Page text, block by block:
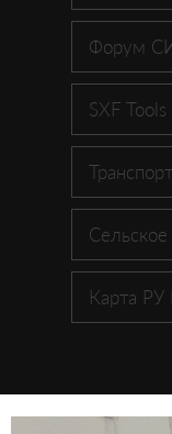
Форум
SXF Tools
Транспорт
Сельское
Карта РУ